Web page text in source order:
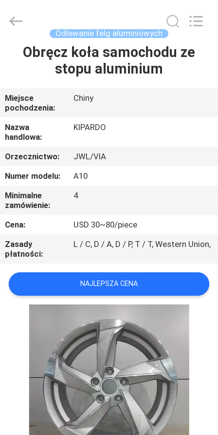
DOM
O
NAS
WYCIECZKA
PO
FABRYCE
KONTROLA
JAKOŚCI
SKONTAKTUJ
SIĘ
POPROSIĆ
WYCENĘ
SITEMAP
Industry
Co.,Ltd.
Odlewanie felg aluminiowych
Obręcz koła samochodu ze
stopu aluminium
Miejsce
pochodzenia:
Chiny
Nazwa
handlowa:
KIPARDO
Orzecznictwo:
JWL/VIA
Numer modelu:
A10
Minimalne
zamówienie:
4
Cena:
USD 30~80/piece
Zasady
płatności:
L / C, D / A, D / P, T / T, Western Union,
NAJLEPSZA CENA